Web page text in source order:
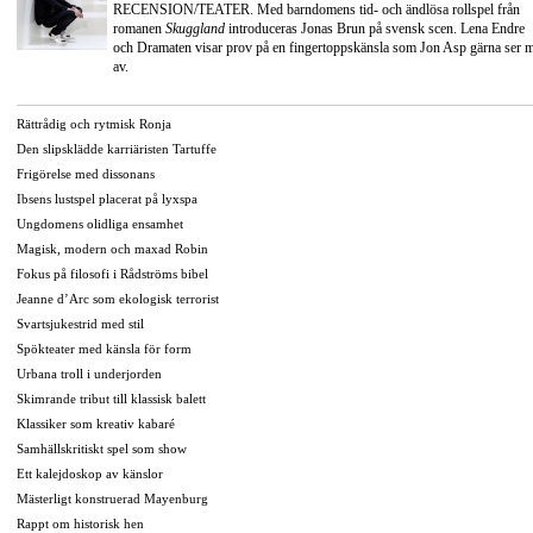
RECENSION/TEATER. Med barndomens tid- och ändlösa rollspel från
romanen Skuggland introduceras Jonas Brun på svensk scen. Lena Endre
och Dramaten visar prov på en fingertoppskänsla som Jon Asp gärna ser
av.
Rättrådig och rytmisk Ronja
Den slipsklädde karriäristen Tartuffe
Frigörelse med dissonans
Ibsens lustspel placerat på lyxspa
Ungdomens olidliga ensamhet
Magisk, modern och maxad Robin
Fokus på filosofi i Rådströms bibel
Jeanne d’Arc som ekologisk terrorist
Svartsjukestrid med stil
Spökteater med känsla för form
Urbana troll i underjorden
Skimrande tribut till klassisk balett
Klassiker som kreativ kabaré
Samhällskritiskt spel som show
Ett kalejdoskop av känslor
Mästerligt konstruerad Mayenburg
Rappt om historisk hen